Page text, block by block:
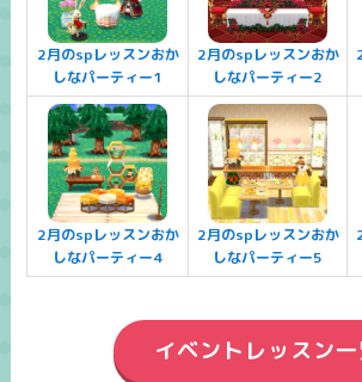
2月のspレッスンおか
しなパーティー1
2月のspレッスンおか
しなパーティー2
2月のspレッスンおか
しなパーティー4
2月のspレッスンおか
しなパーティー5
イベントレッスン